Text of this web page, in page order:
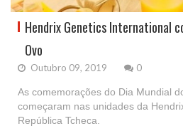
Hendrix Genetics International
Ovo
Outubro 09, 2019 0
As comemorações do Dia Mundial
começaram nas unidades da
República Tcheca.